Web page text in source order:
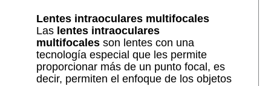
Lentes intraoculares multifocales
Las lentes intraoculares
multifocalesson lentes con una
tecnología especial que les permite
proporcionar más de un punto focal, es
decir, permiten el enfoque de los objetos